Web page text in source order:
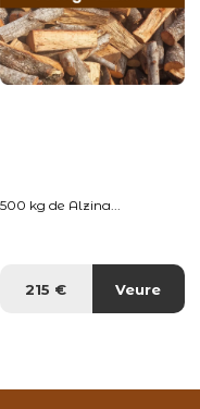
500 kg de Alzina...
215 € Veure